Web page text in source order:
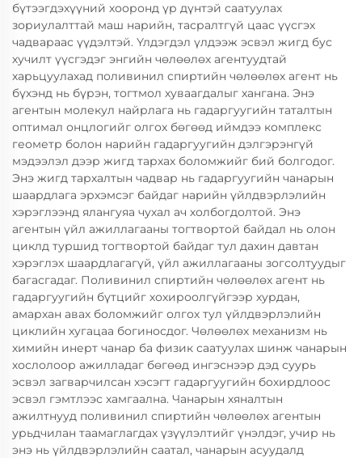
бүтээгдэхүүний хооронд үр дүнтэй саатуулах
зориулалттай маш нарийн, тасралтгүй цаас үүсгэх
чадвараас үүдэлтэй. Үлдэгдэл үлдээж эсвэл жигд бус
хучилт үүсгэдэг энгийн чөлөөлөх агентуудтай
харьцуулахад поливинил спиртийн чөлөөлөх агент нь
бүхэнд нь бүрэн, тогтмол хуваагдалыг хангана. Энэ
агентын молекул найрлага нь гадаргуугийн таталтын
оптимал онцлогийг олгох бөгөөд иймдээ комплекс
геометр болон нарийн гадаргуугийн дэлгэрэнгүй
мэдээлэл дээр жигд тархах боломжийг бий болгодог.
Энэ жигд тархалтын чадвар нь гадаргуугийн чанарын
шаардлага эрхэмсэг байдаг нарийн үйлдвэрлэлийн
хэрэглээнд ялангуяа чухал ач холбогдолтой. Энэ
агентын үйл ажиллагааны тогтвортой байдал нь олон
циклд туршид тогтвортой байдаг тул дахин давтан
хэрэглэх шаардлагагүй, үйл ажиллагааны зогсолтуудыг
багасгадаг. Поливинил спиртийн чөлөөлөх агент нь
гадаргуугийн бүтцийг хохироолгүйгээр хурдан,
амархан авах боломжийг олгох тул үйлдвэрлэлийн
циклийн хугацаа богиносдог. Чөлөөлөх механизм нь
химийн инерт чанар ба физик саатуулах шинж чанарын
хослолоор ажилладаг бөгөөд ингэснээр дэд суурь
эсвэл загварчилсан хэсэгт гадаргуугийн бохирдлоос
эсвэл гэмтлээс хамгаална. Чанарын хяналтын
ажилтнууд поливинил спиртийн чөлөөлөх агентын
урьдчилан таамаглагдах үзүүлэлтийг үнэлдэг, учир нь
энэ нь үйлдвэрлэлийн саатал, чанарын асуудалд